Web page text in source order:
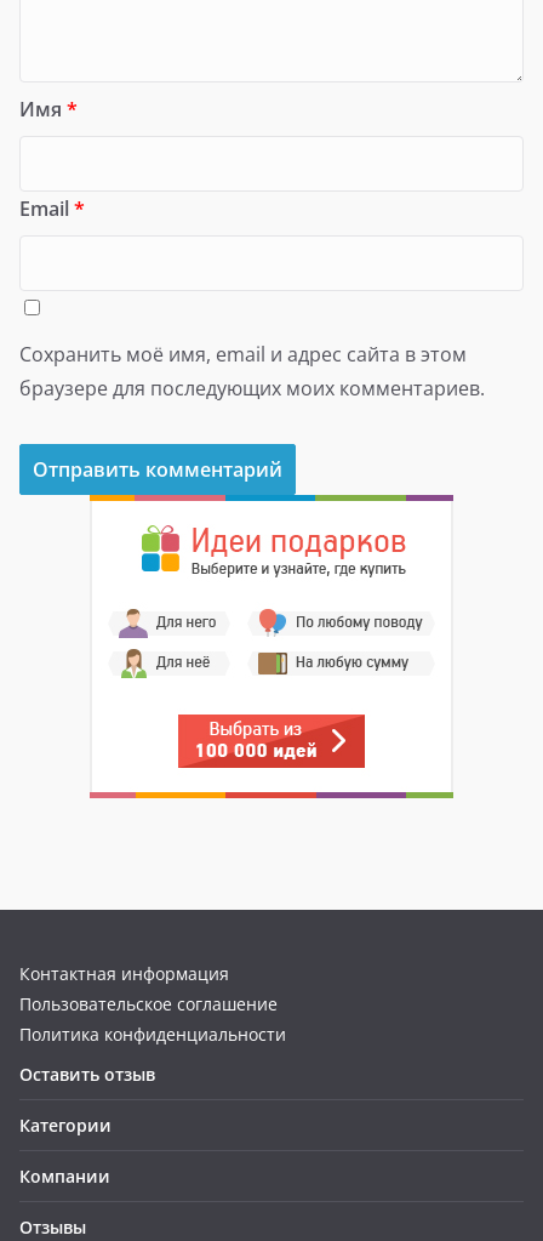
Имя *
Email*
Сохранить моё имя, email и адрес сайта в этом
браузере для последующих моих комментариев.
Контактная информация
Пользовательское соглашение
Политика конфиденциальности
Оставить отзыв
Категории
Компании
Отзывы